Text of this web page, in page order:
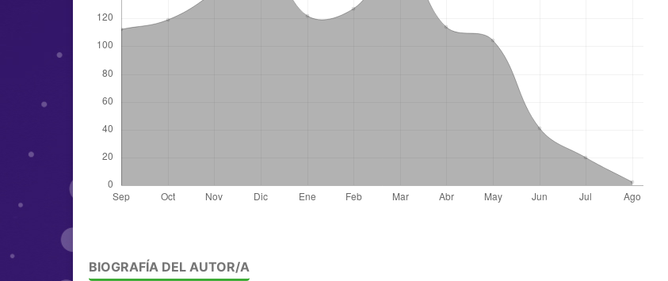
BIOGRAFÍA DEL AUTOR/A